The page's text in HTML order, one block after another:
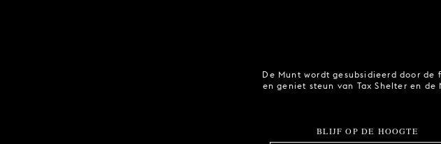
De Munt wordt gesubsidieerd door de
en geniet steun van Tax Shelter en
BLIJF OP DE HOOGTE